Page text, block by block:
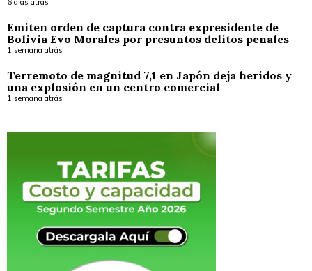
6 días atrás
Emiten orden de captura contra expresidente de
Bolivia Evo Morales por presuntos delitos penales
1 semana atrás
Terremoto de magnitud 7,1 en Japón deja heridos y
una explosión en un centro comercial
1 semana atrás